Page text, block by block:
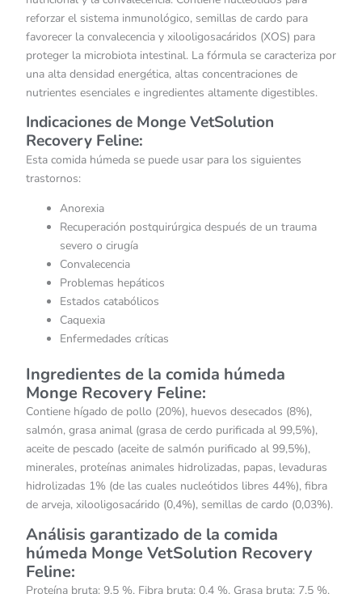
reforzar el sistema inmunológico, semillas de cardo para
favorecer la convalecencia y xilooligosacáridos (XOS) para
proteger la microbiota intestinal. La fórmula se caracteriza por
una alta densidad energética, altas concentraciones de
nutrientes esenciales e ingredientes altamente digestibles.
Indicaciones de Monge VetSolution
Recovery Feline:
Esta comida húmeda se puede usar para los siguientes
trastornos:
Anorexia
Recuperación postquirúrgica después de un trauma
severo o cirugía
Convalecencia
Problemas hepáticos
Estados catabólicos
Caquexia
Enfermedades críticas
Ingredientes de la comida húmeda
Monge Recovery Feline:
Contiene hígado de pollo (20%), huevos desecados (8%),
salmón, grasa animal (grasa de cerdo purificada al 99,5%),
aceite de pescado (aceite de salmón purificado al 99,5%),
minerales, proteínas animales hidrolizadas, papas, levaduras
hidrolizadas 1% (de las cuales nucleótidos libres 44%), fibra
de arveja, xilooligosacárido (0,4%), semillas de cardo (0,03%).
Análisis garantizado de la comida
húmeda Monge VetSolution Recovery
Feline:
Proteína bruta: 9,5 %, Fibra bruta: 0,4 %, Grasa bruta: 7,5 %,